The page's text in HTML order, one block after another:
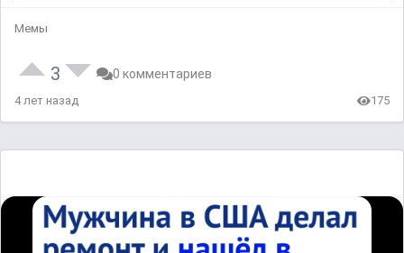
Мемы
3 0 комментариев
4 лет назад 175